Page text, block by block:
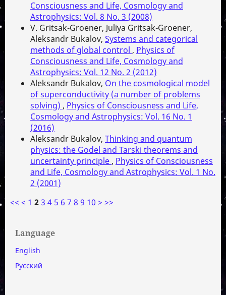
Consciousness and Life, Cosmology and
Astrophysics: Vol. 8 No. 3 (2008)
V. Gritsak-Groener, Juliya Gritsak-Groener,
Aleksandr Bukalov, Systems and categorical
methods of global control , Physics of
Consciousness and Life, Cosmology and
Astrophysics: Vol. 12 No. 2 (2012)
Aleksandr Bukalov, On the cosmological model
of superconductivity (a number of problems
solving) , Physics of Consciousness and Life,
Cosmology and Astrophysics: Vol. 16 No. 1
(2016)
Aleksandr Bukalov, Thinking and quantum
physics: the Godel and Tarski theorems and
uncertainty principle , Physics of Consciousness
and Life, Cosmology and Astrophysics: Vol. 1 No.
2 (2001)
<< < 1 23 4 5 6 7 8 9 10 > >>
Language
English
Русский